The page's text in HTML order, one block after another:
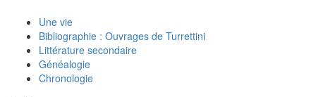
Une vie
Bibliographie : Ouvrages de Turrettini
Littérature secondaire
Généalogie
Chronologie